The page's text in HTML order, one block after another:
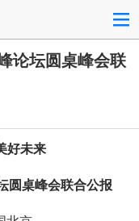
论坛圆桌峰会联
好未来
圆桌峰会联合公报